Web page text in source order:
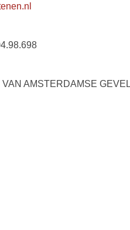
AMSTERDAMSE